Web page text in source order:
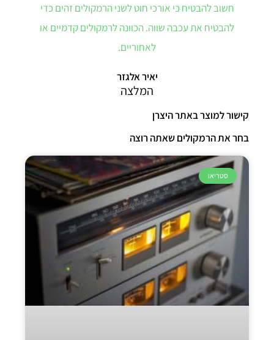
חשוב להבטיח כי אורכי חוט לשני הרמקולים זהים כדי
להבטיח את עכבה שווה. הכוונה לרמקולים קדמיים או
לאחוריים.
יאיר אלגזר
המלצה
קישור למוצר באתר היצרן
בחר את הרמקולים שאתה רוצה
סטריאו